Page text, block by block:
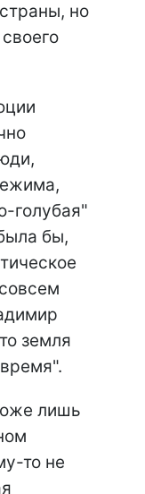
но
голубая"
бы,
земля
лишь
то не